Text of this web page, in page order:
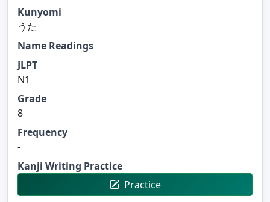
Kunyomi
うた
Name Readings
JLPT
N1
Grade
8
Frequency
-
Kanji Writing Practice
Practice